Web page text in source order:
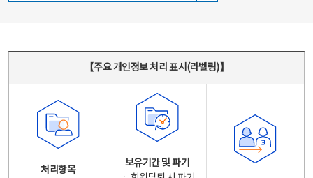
【주요 개인정보 처리 표시(라벨링)】
처리항목
보유기간 및 파기